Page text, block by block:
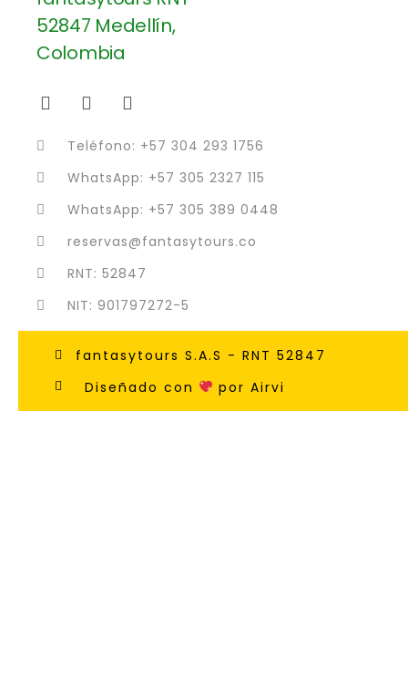
Teléfono: +57 304 293 1756
WhatsApp: +57 305 2327 115
WhatsApp: +57 305 389 0448
reservas@fantasytours.co
RNT: 52847
NIT: 901797272-5
fantasytours S.A.S - RNT 52847
Diseñado con
por Airvi